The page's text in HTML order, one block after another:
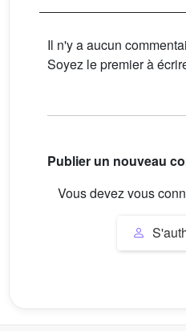
Il n'y a aucun
Soyez le premier à
Publier un nouveau
Vous devez vous